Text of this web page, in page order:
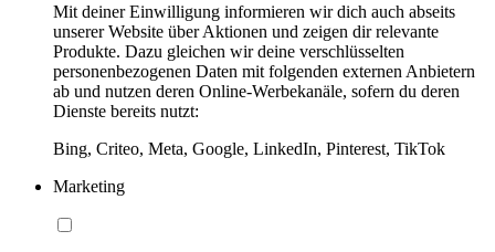
Mit deiner Einwilligung informieren wir dich auch abseits
unserer Website über Aktionen und zeigen dir relevante
Produkte. Dazu gleichen wir deine verschlüsselten
personenbezogenen Daten mit folgenden externen Anbietern
ab und nutzen deren Online-Werbekanäle, sofern du deren
Dienste bereits nutzt:
Bing, Criteo, Meta, Google, LinkedIn, Pinterest, TikTok
Marketing